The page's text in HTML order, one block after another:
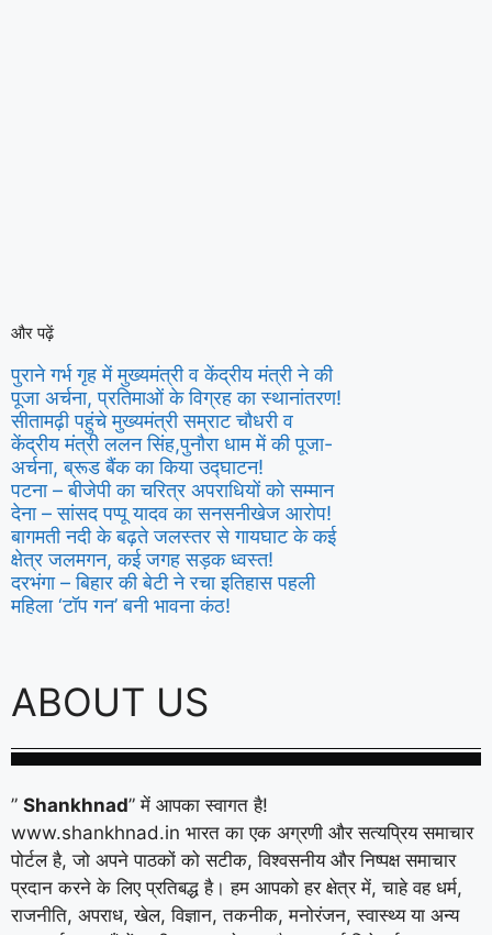
और पढ़ें
पुराने गर्भ गृह में मुख्यमंत्री व केंद्रीय मंत्री ने की
पूजा अर्चना, प्रतिमाओं के विग्रह का स्थानांतरण!
सीतामढ़ी पहुंचे मुख्यमंत्री सम्राट चौधरी व
केंद्रीय मंत्री ललन सिंह,पुनौरा धाम में की पूजा-
अर्चना, ब्रूड बैंक का किया उद्घाटन!
पटना – बीजेपी का चरित्र अपराधियों को सम्मान
देना – सांसद पप्पू यादव का सनसनीखेज आरोप!
बागमती नदी के बढ़ते जलस्तर से गायघाट के कई
क्षेत्र जलमगन, कई जगह सड़क ध्वस्त!
दरभंगा – बिहार की बेटी ने रचा इतिहास पहली
महिला ‘टॉप गन’ बनी भावना कंठ!
ABOUT US
” Shankhnad” में आपका स्वागत है!
www.shankhnad.in भारत का एक अग्रणी और सत्यप्रिय समाचार
पोर्टल है, जो अपने पाठकों को सटीक, विश्वसनीय और निष्पक्ष समाचार
प्रदान करने के लिए प्रतिबद्ध है। हम आपको हर क्षेत्र में, चाहे वह धर्म,
राजनीति, अपराध, खेल, विज्ञान, तकनीक, मनोरंजन, स्वास्थ्य या अन्य